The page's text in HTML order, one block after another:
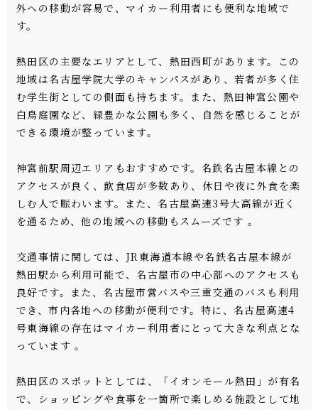
外への移動が容易で、マイカー利用者にも便利な地域で
す。
熱田区の主要なエリアとして、熱田西町があります。この
地域は名古屋学院大学のキャンパスがあり、若者が多く住
む学生街としての側面も持ちます。また、熱田神宮公園や
白鳥庭園など、緑豊かな公園も多く、自然を感じることが
できる環境が整っています。
神宮前駅周辺エリアもおすすめです。名鉄名古屋本線との
アクセスが良く、飲食店が多数あり、休日や夜に外食を楽
しむ人で賑わいます。また、名古屋高速3号大高線が近く
を通るため、他の地域への移動もスムーズです 。
交通事情に関しては、JR東海道本線や名鉄名古屋本線が
熱田駅から利用可能で、名古屋市の中心部へのアクセスも
良好です。また、名古屋市営バスや三重交通のバスも利用
でき、市内各地への移動が便利です。特に、名古屋高速4
号東海線の存在はマイカー利用者にとって大きな利点とな
っています 。
熱田区のスポットとしては、「イオンモール熱田」が有名
で、ショッピングや食事を一箇所で楽しめる施設として地